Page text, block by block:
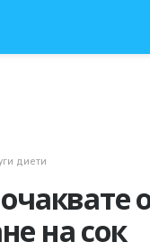
диети
на сок